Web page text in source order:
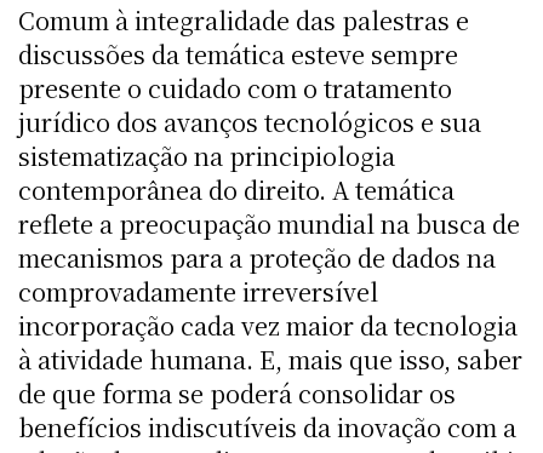
Comum à integralidade das palestras e
discussões da temática esteve sempre
presente o cuidado com o tratamento
jurídico dos avanços tecnológicos e sua
sistematização na principiologia
contemporânea do direito. A temática
reflete a preocupação mundial na busca de
mecanismos para a proteção de dados na
comprovadamente irreversível
incorporação cada vez maior da tecnologia
à atividade humana. E, mais que isso, saber
de que forma se poderá consolidar os
benefícios indiscutíveis da inovação com a